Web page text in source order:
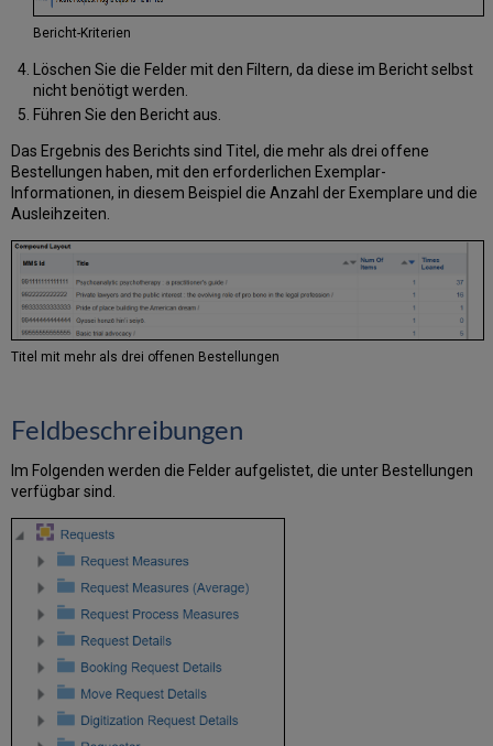
Bericht-Kriterien
Löschen Sie die Felder mit den Filtern, da diese im Bericht selbst
nicht benötigt werden.
Führen Sie den Bericht aus.
Das Ergebnis des Berichts sind Titel, die mehr als drei offene
Bestellungen haben, mit den erforderlichen Exemplar-
Informationen, in diesem Beispiel die Anzahl der Exemplare und die
Ausleihzeiten.
Titel mit mehr als drei offenen Bestellungen
Feldbeschreibungen
Im Folgenden werden die Felder aufgelistet, die unter Bestellungen
verfügbar sind.